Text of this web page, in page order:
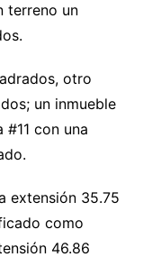
terreno un
otro
un inmueble
con una
extensión 35.75
como
46.86